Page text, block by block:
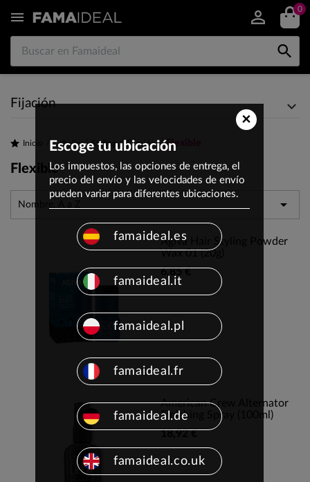
 0

Fijación
Inicio Cabello Styling Fijación Flexible
Flexible
Nombre, A a Z 
Agiva Hair Styling Powder
Wax 01 (20g)
6,85 €
American Crew Alternator
Finishing Spray (100ml)
18,92 €
×
Escoge tu ubicación
Los impuestos, las opciones de entrega, el
precio del envío y las velocidades de envío
pueden variar para diferentes ubicaciones.
famaideal.es
famaideal.it
famaideal.pl
famaideal.fr
famaideal.de
famaideal.co.uk